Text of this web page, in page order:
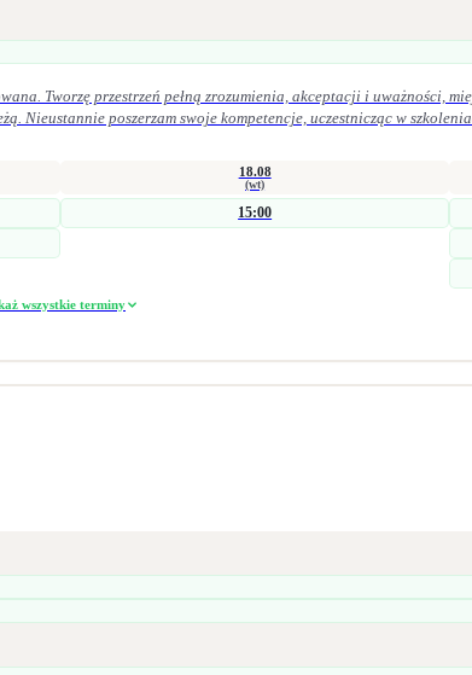
Tworzę przestrzeń pełną zrozumienia, akceptacji i uważności,
18.08
(wt)
15:00
wszystkie terminy